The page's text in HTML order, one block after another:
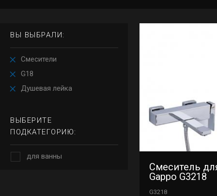
ВЫ ВЫБРАЛИ:
Смесители
G18
Душевая лейка
ВЫБЕРИТЕ
ПОДКАТЕГОРИЮ:
для ванны
Смеситель
Gappo G3218
G3218